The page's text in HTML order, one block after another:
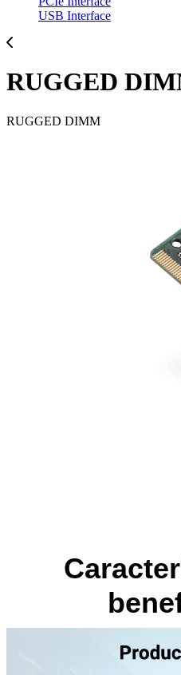
USB Interface
RUGGED
RUGGED DIMM